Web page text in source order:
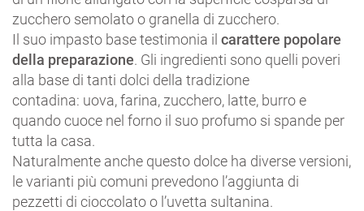
zucchero semolato o granella di zucchero.
Il suo impasto base testimonia il carattere popolare
della preparazione. Gli ingredienti sono quelli poveri
alla base di tanti dolci della tradizione
contadina: uova, farina, zucchero, latte, burro e
quando cuoce nel forno il suo profumo si spande per
tutta la casa.
Naturalmente anche questo dolce ha diverse versioni,
le varianti più comuni prevedono l’aggiunta di
pezzetti di cioccolato o l’uvetta sultanina.